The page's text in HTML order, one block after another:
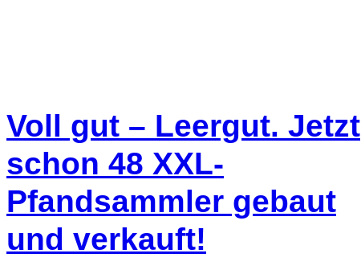
Voll gut – Leergut. Jetzt
schon 48 XXL-
Pfandsammler gebaut
und verkauft!